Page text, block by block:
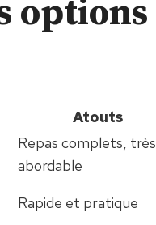
options
Atouts
Repas complets, très
abordable
Rapide et pratique